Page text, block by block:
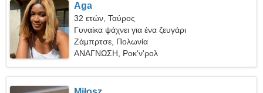
Aga
32 ετών, Ταύρος
Γυναίκα ψάχνει για ένα ζευγάρι
Ζάμπρτσε, Πολωνία
ΑΝΑΓΝΩΣΗ, Ροκ'ν'ρολ